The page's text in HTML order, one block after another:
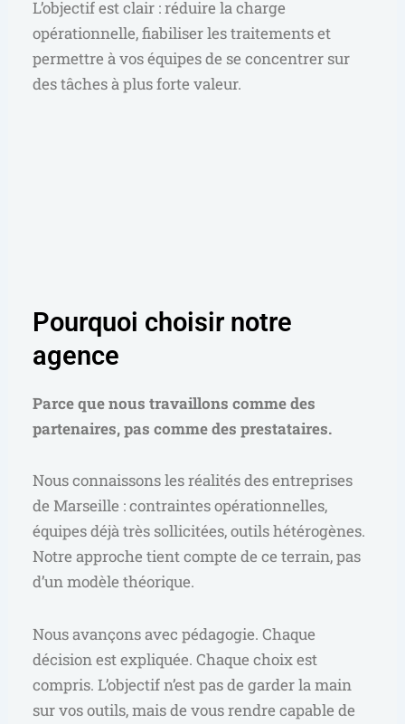
L’objectif est clair : réduire la charge
opérationnelle, fiabiliser les traitements et
permettre à vos équipes de se concentrer sur
des tâches à plus forte valeur.
Pourquoi choisir notre
agence
Parce que nous travaillons comme des
partenaires, pas comme des prestataires.
Nous connaissons les réalités des entreprises
de Marseille : contraintes opérationnelles,
équipes déjà très sollicitées, outils hétérogènes.
Notre approche tient compte de ce terrain, pas
d’un modèle théorique.
Nous avançons avec pédagogie. Chaque
décision est expliquée. Chaque choix est
compris. L’objectif n’est pas de garder la main
sur vos outils, mais de vous rendre capable de